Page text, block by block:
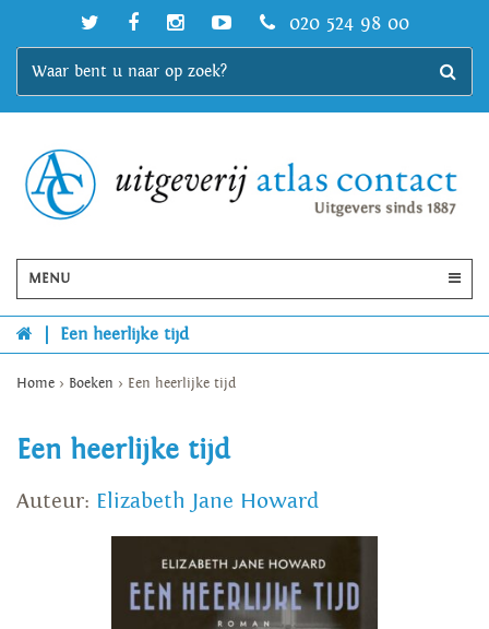
020 524 98 00
MENU
Een heerlijke tijd
Home > Boeken > Een heerlijke tijd
Een heerlijke tijd
Auteur: Elizabeth Jane Howard